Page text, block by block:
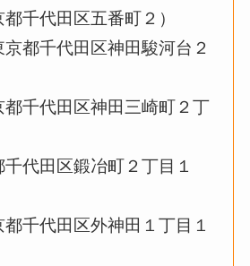
千代田区五番町２）
都千代田区神田駿河台２
都千代田区神田三崎町２丁
代田区鍛冶町２丁目１
都千代田区外神田１丁目１